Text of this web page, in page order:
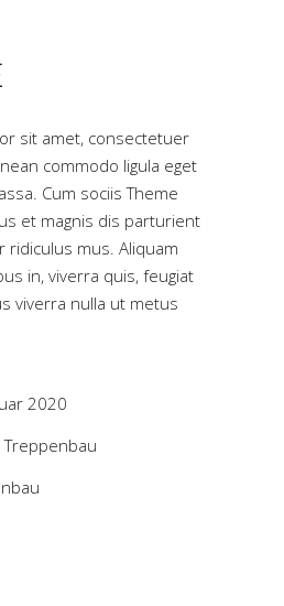
sit amet, consectetuer
commodo ligula eget
Cum sociis Theme
et magnis dis parturient
ridiculus mus. Aliquam
in, viverra quis, feugiat
viverra nulla ut metus
2020
Treppenbau